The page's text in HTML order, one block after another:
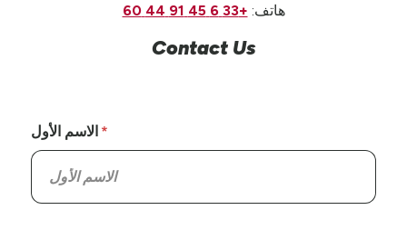
هاتف: +33 6 45 91 44 60
Contact Us
الاسم الأول